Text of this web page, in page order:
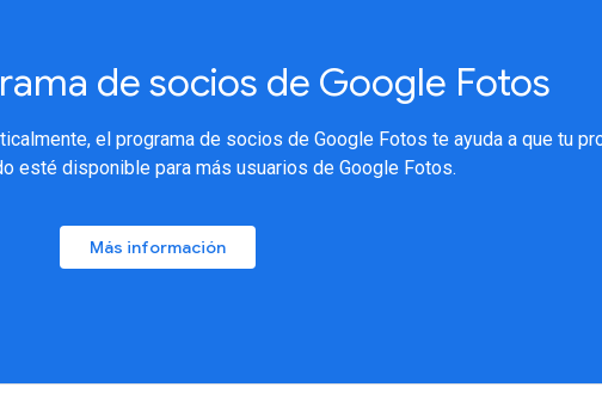
de socios de Google Fotos
el programa de socios de Google Fotos te ayuda a que tu
esté disponible para más usuarios de Google Fotos.
Más información